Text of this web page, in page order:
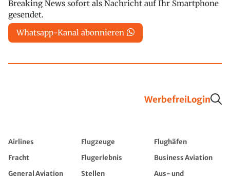
Breaking News sofort als Nachricht auf Ihr Smartphone
gesendet.
Whatsapp-Kanal abonnieren
WerbefreiLogin
Airlines Flugzeuge
Flughäfen
Fracht
Flugerlebnis
Business Aviation
General Aviation
Stellen
Aus- und